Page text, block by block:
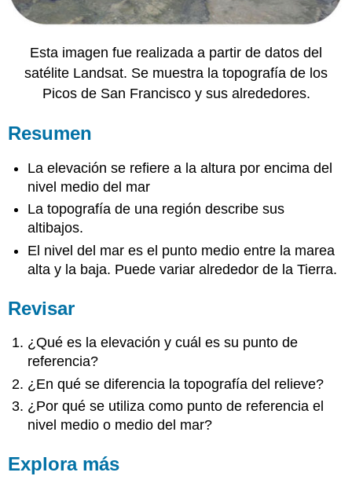
Esta imagen fue realizada a partir de datos del
satélite Landsat. Se muestra la topografía de los
Picos de San Francisco y sus alrededores.
Resumen
La elevación se refiere a la altura por encima del
nivel medio del mar
La topografía de una región describe sus
altibajos.
El nivel del mar es el punto medio entre la marea
alta y la baja. Puede variar alrededor de la Tierra.
Revisar
¿Qué es la elevación y cuál es su punto de
referencia?
¿En qué se diferencia la topografía del relieve?
¿Por qué se utiliza como punto de referencia el
nivel medio o medio del mar?
Explora más